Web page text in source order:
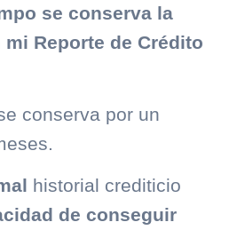
se conserva la
Reporte de Crédito
conserva por un
historial crediticio
de conseguir